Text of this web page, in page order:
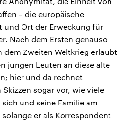
– die europäische
und Ort der Erweckung für
Nach dem Ersten genauso
dem Zweiten Weltkrieg erlaubt
jungen Leuten an diese alte
hier und da rechnet
sogar vor, wie viele
und seine Familie am
er als Korrespondent